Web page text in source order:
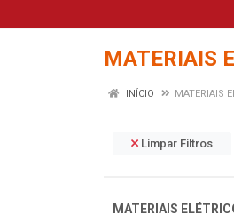
MATERIAIS
INÍCIO MATERIAIS
Limpar Filtros
MATERIAIS